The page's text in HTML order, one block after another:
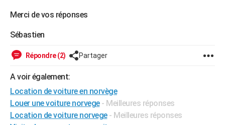
CARTE DE VOEUX
Carte de Noël
Carte Bonne année
Carte Saint-Valentin
Carte Pâques
Carte d'anniversaire
Merci de vos réponses
Sébastien
Répondre (2) Partager
A voir également:
Location de voiture en norvège
Louer une voiture norvege - Meilleures réponses
Location de voiture norvege - Meilleures réponses